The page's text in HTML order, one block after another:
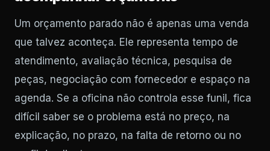
Um orçamento parado não é apenas uma venda
que talvez aconteça. Ele representa tempo de
atendimento, avaliação técnica, pesquisa de
peças, negociação com fornecedor e espaço na
agenda. Se a oficina não controla esse funil, fica
difícil saber se o problema está no preço, na
explicação, no prazo, na falta de retorno ou no